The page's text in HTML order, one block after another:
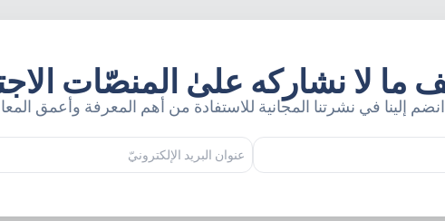
ما لا نشاركه علىٰ المنصّات
انضم إلينا في نشرتنا المجانية للاستفادة من أهم المعرفة وأعمق